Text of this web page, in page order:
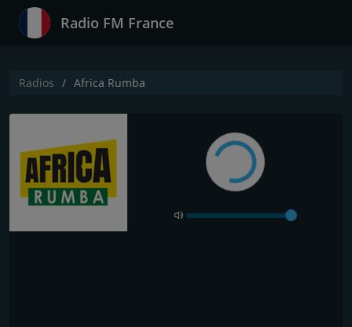
Radio FM France
Radios Africa Rumba